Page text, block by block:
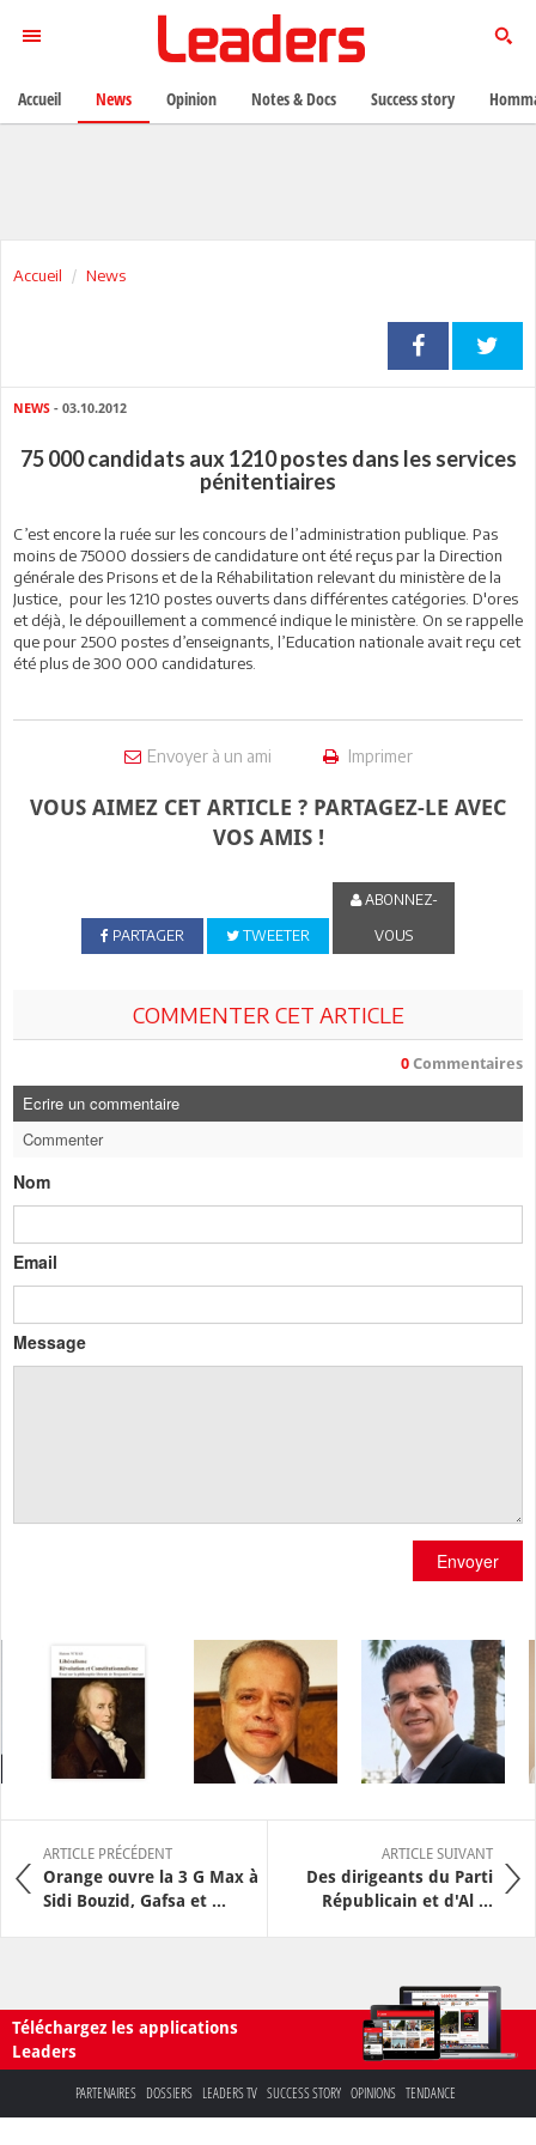
Accueil News
NEWS - 03.10.2012
75 000 candidats aux 1210 postes dans les services
pénitentiaires
C’est encore la ruée sur les concours de l’administration publique. Pas
moins de 75000 dossiers de candidature ont été reçus par la Direction
générale des Prisons et de la Réhabilitation relevant du ministère de la
Justice, pour les 1210 postes ouverts dans différentes catégories. D'ores
et déjà, le dépouillement a commencé indique le ministère. On se rappelle
que pour 2500 postes d’enseignants, l’Education nationale avait reçu cet
été plus de 300 000 candidatures.
Envoyer à un ami Imprimer
VOUS AIMEZ CET ARTICLE ? PARTAGEZ-LE AVEC
VOS AMIS !
PARTAGER TWEETER
ABONNEZ-
VOUS
COMMENTER CET ARTICLE
0 Commentaires
Ecrire un commentaire
Commenter
Nom
Email
Message
Envoyer
ARTICLE PRÉCÉDENT
Orange ouvre la 3 G Max à
Sidi Bouzid, Gafsa et ...
ARTICLE SUIVANT
Des dirigeants du Parti
Républicain et d'Al ...
Téléchargez les applications
Leaders
PARTENAIRES DOSSIERS LEADERS TV SUCCESS STORY OPINIONS TENDANCE
Accueil News Opinion Notes & Docs Success story